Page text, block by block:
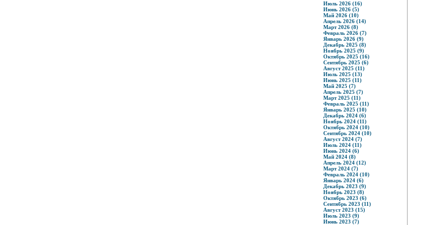
Июль 2026 (16)
Июнь 2026 (5)
Май 2026 (10)
Апрель 2026 (14)
Март 2026 (8)
Февраль 2026 (7)
Январь 2026 (9)
Декабрь 2025 (8)
Ноябрь 2025 (9)
Октябрь 2025 (16)
Сентябрь 2025 (6)
Август 2025 (11)
Июль 2025 (13)
Июнь 2025 (11)
Май 2025 (7)
Апрель 2025 (7)
Март 2025 (11)
Февраль 2025 (11)
Январь 2025 (10)
Декабрь 2024 (6)
Ноябрь 2024 (11)
Октябрь 2024 (10)
Сентябрь 2024 (10)
Август 2024 (7)
Июль 2024 (11)
Июнь 2024 (6)
Май 2024 (8)
Апрель 2024 (12)
Март 2024 (7)
Февраль 2024 (10)
Январь 2024 (6)
Декабрь 2023 (9)
Ноябрь 2023 (8)
Октябрь 2023 (6)
Сентябрь 2023 (11)
Август 2023 (15)
Июль 2023 (9)
Июнь 2023 (7)